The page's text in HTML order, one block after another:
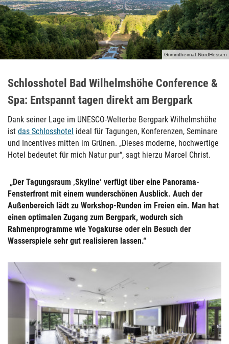
Grimmtheimat NordHessen
Schlosshotel Bad Wilhelmshöhe Conference &
Spa: Entspannt tagen direkt am Bergpark
Dank seiner Lage im UNESCO-Welterbe Bergpark Wilhelmshöhe
ist das Schlosshotel ideal für Tagungen, Konferenzen, Seminare
und Incentives mitten im Grünen. „Dieses moderne, hochwertige
Hotel bedeutet für mich Natur pur“, sagt hierzu Marcel Christ.
„Der Tagungsraum ‚Skyline‘ verfügt über eine Panorama-
Fensterfront mit einem wunderschönen Ausblick. Auch der
Außenbereich lädt zu Workshop-Runden im Freien ein. Man hat
einen optimalen Zugang zum Bergpark, wodurch sich
Rahmenprogramme wie Yogakurse oder ein Besuch der
Wasserspiele sehr gut realisieren lassen.“